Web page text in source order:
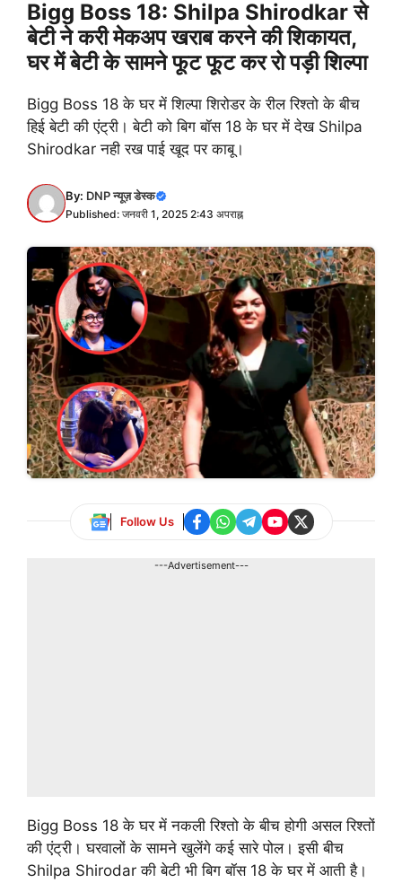
Bigg Boss 18: Shilpa Shirodkar से
बेटी ने करी मेकअप खराब करने की शिकायत,
घर में बेटी के सामने फूट फूट कर रो पड़ी शिल्पा
Bigg Boss 18 के घर में शिल्पा शिरोडर के रील रिश्तो के बीच
हिई बेटी की एंट्री। बेटी को बिग बॉस 18 के घर में देख Shilpa
Shirodkar नही रख पाई खूद पर काबू।
By: DNP न्यूज़ डेस्क
Published: जनवरी 1, 2025 2:43 अपराह्न
Follow Us
---Advertisement---
Bigg Boss 18 के घर में नकली रिश्तो के बीच होगी असल रिश्तों
की एंट्री। घरवालों के सामने खुलेंगे कई सारे पोल। इसी बीच
Shilpa Shirodar की बेटी भी बिग बॉस 18 के घर में आती है।